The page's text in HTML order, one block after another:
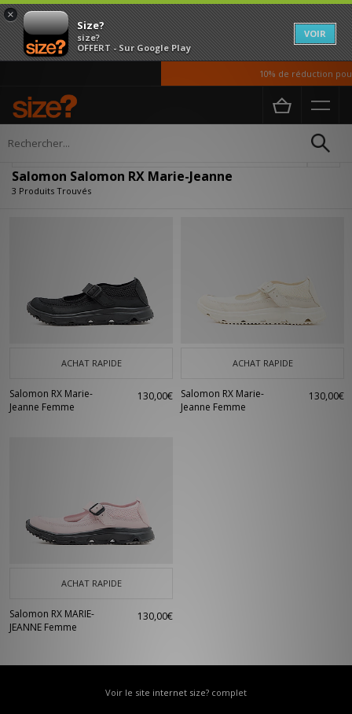
×
Size?
size?
OFFERT - Sur Google Play
VOIR
10% de réduction
Accueil Salomon Salomon RX Marie-Jeanne
Salomon Salomon RX Marie-Jeanne
3 Produits Trouvés
ACHAT RAPIDE
Salomon RX Marie-
Jeanne Femme
130,00€
ACHAT RAPIDE
Salomon RX Marie-
Jeanne Femme
130,00€
ACHAT RAPIDE
Salomon RX MARIE-
JEANNE Femme
130,00€
Voir le site internet size? complet